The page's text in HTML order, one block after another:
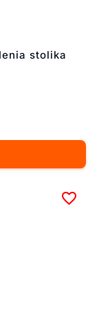
stolika